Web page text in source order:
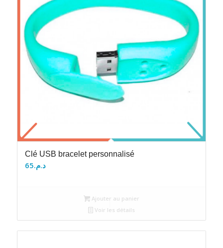
Clé USB bracelet personnalisé
د.م.65
Ajouter au panier
Voir les détails